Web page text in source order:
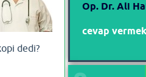
dedi?
Op. Dr. Ali
cevap